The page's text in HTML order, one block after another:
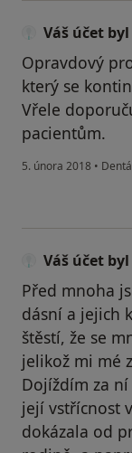
Váš účet
Opravdový
který se
Vřele
pacientům.
5. února 2018 •
Váš účet
Před mnoha
dásní a jejich
štěstí, že se
jelikož mi mé
Dojíždím za
její vstřícnost
dokázala od